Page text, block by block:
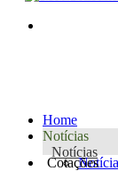
Home
Notícias
Notícias
Cotações